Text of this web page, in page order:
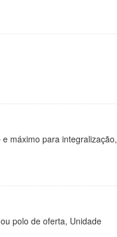
máximo para integralização,
polo de oferta, Unidade